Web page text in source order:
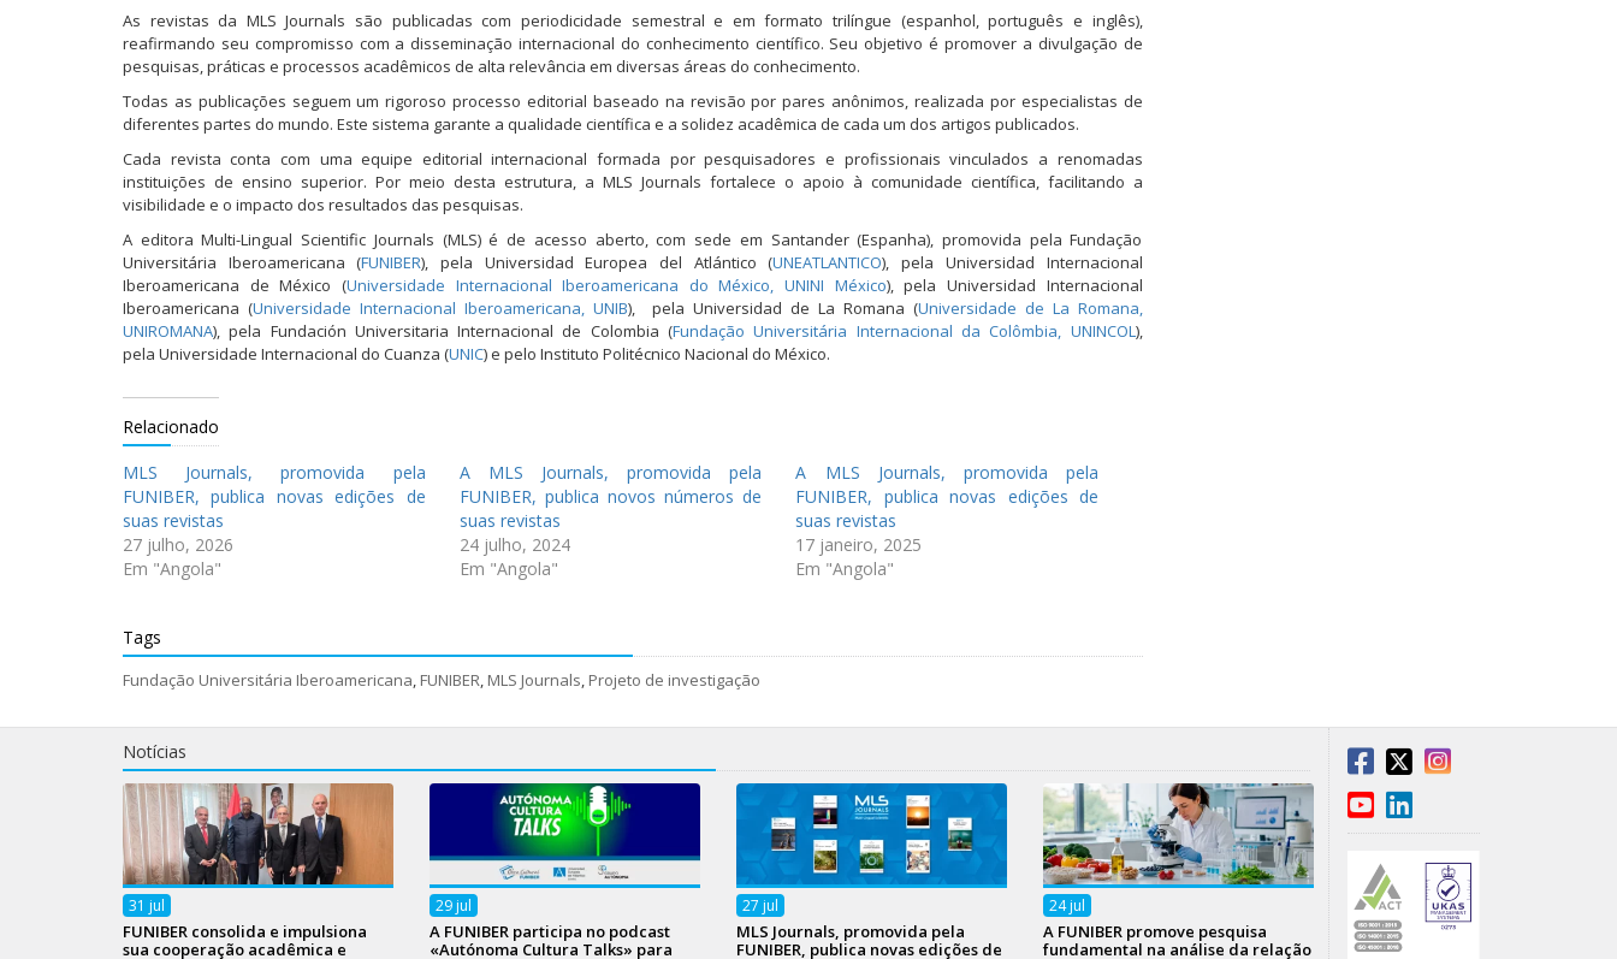
As revistas da MLS Journals são publicadas com periodicidade semestral e em formato trilíngue (espanhol, português e inglês),
reafirmando seu compromisso com a disseminação internacional do conhecimento científico. Seu objetivo é promover a divulgação de
pesquisas, práticas e processos acadêmicos de alta relevância em diversas áreas do conhecimento.
Todas as publicações seguem um rigoroso processo editorial baseado na revisão por pares anônimos, realizada por especialistas de
diferentes partes do mundo. Este sistema garante a qualidade científica e a solidez acadêmica de cada um dos artigos publicados.
Cada revista conta com uma equipe editorial internacional formada por pesquisadores e profissionais vinculados a renomadas
instituições de ensino superior. Por meio desta estrutura, a MLS Journals fortalece o apoio à comunidade científica, facilitando a
visibilidade e o impacto dos resultados das pesquisas.
A editora Multi-Lingual Scientific Journals (MLS) é de acesso aberto, com sede em Santander (Espanha), promovida pela Fundação
Universitária Iberoamericana (FUNIBER), pela Universidad Europea del Atlántico (UNEATLANTICO), pela Universidad Internacional
Iberoamericana de México (Universidade Internacional Iberoamericana do México, UNINI México), pela Universidad Internacional
Iberoamericana (Universidade Internacional Iberoamericana, UNIB), pela Universidad de La Romana (Universidade de La Romana,
UNIROMANA), pela Fundación Universitaria Internacional de Colombia (Fundação Universitária Internacional da Colômbia, UNINCOL ),
pela Universidade Internacional do Cuanza (UNIC) e pelo Instituto Politécnico Nacional do México.
Relacionado
MLS Journals, promovida pela
FUNIBER, publica novas edições de
suas revistas
27 julho, 2026
Em "Angola"
A MLS Journals, promovida pela
FUNIBER, publica novos números de
suas revistas
24 julho, 2024
Em "Angola"
A MLS Journals, promovida pela
FUNIBER, publica novas edições de
suas revistas
17 janeiro, 2025
Em "Angola"
Tags
Fundação Universitária Iberoamericana FUNIBER MLS Journals Projeto de investigação
Notícias
31 jul
FUNIBER consolida e impulsiona
sua cooperação acadêmica e
29 jul
A FUNIBER participa no podcast
«Autónoma Cultura Talks» para
27 jul
MLS Journals, promovida pela
FUNIBER, publica novas edições de
24 jul
A FUNIBER promove pesquisa
fundamental na análise da relação